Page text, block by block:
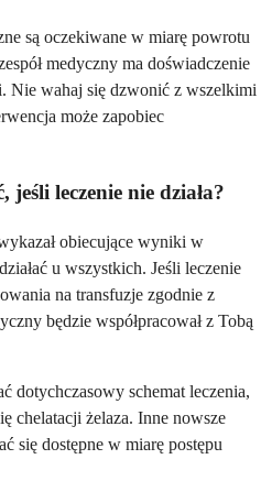
są oczekiwane w miarę powrotu
medyczny ma doświadczenie
Nie wahaj się dzwonić z wszelkimi
może zapobiec
leczenie nie działa?
obiecujące wyniki w
u wszystkich. Jeśli leczenie
na transfuzje zgodnie z
będzie współpracował z Tobą
dotychczasowy schemat leczenia,
chelatacji żelaza. Inne nowsze
się dostępne w miarę postępu